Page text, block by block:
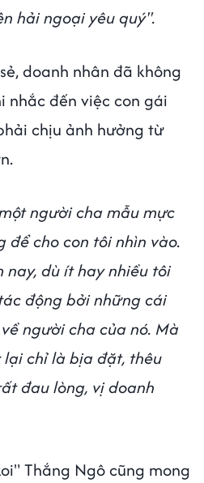
hải ngoại yêu quý".
doanh nhân đã không
nhắc đến việc con gái
chịu ảnh hưởng từ
người cha mẫu mực
cho con tôi nhìn vào.
dù ít hay nhiều tôi
động bởi những cái
người cha của nó. Mà
chỉ là bịa đặt, thêu
đau lòng, vị doanh
Thắng Ngô cũng mong